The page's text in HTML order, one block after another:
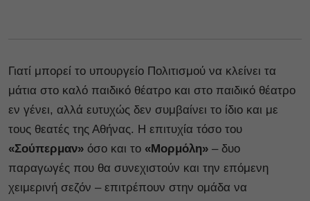
Γιατί μπορεί το υπουργείο Πολιτισμού να κλείνει τα
μάτια στο καλό παιδικό θέατρο και στο παιδικό θέατρο
εν γένει, αλλά ευτυχώς δεν συμβαίνει το ίδιο και με
τους θεατές της Αθήνας. Η επιτυχία τόσο του
«Σούπερμαν» όσο και το «Μορμόλη» – δυο
παραγωγές που θα συνεχιστούν και την επόμενη
χειμερινή σεζόν – επιτρέπουν στην ομάδα να